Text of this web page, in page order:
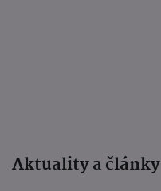
Aktuality a články